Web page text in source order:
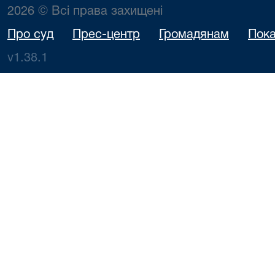
2026 © Всі права захищені
Про суд Прес-центр Громадянам
v1.38.1